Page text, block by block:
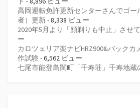
高岡運転免許更新センターさんでゴー
者）更新- 8,338 ビュー
2020年5月より「顔剃りも中止」させ
ー
カロツェリア楽ナビHRZ900&バックカ
作試験 - 6,562 ビュー
七尾市能登島閨町「千寿荘」千寿地蔵